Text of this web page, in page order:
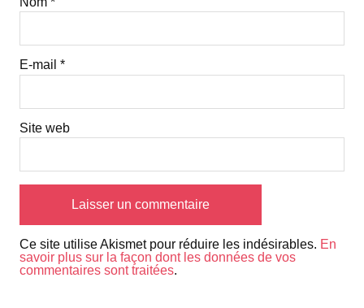
E-mail *
Site web
Ce site utilise Akismet pour réduire les indésirables. En
savoir plus sur la façon dont les données de vos
commentaires sont traitées.